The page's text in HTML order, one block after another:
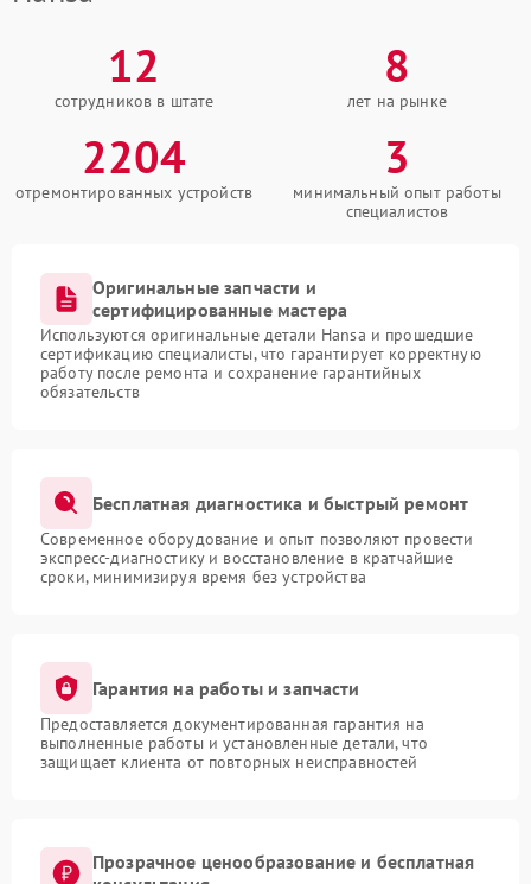
12
сотрудников в штате
8
лет на рынке
2204
отремонтированных устройств
3
минимальный опыт работы
специалистов
Оригинальные запчасти и
сертифицированные мастера
Используются оригинальные детали Hansa и прошедшие
сертификацию специалисты, что гарантирует корректную
работу после ремонта и сохранение гарантийных
обязательств
Бесплатная диагностика и быстрый ремонт
Современное оборудование и опыт позволяют провести
экспресс-диагностику и восстановление в кратчайшие
сроки, минимизируя время без устройства
Гарантия на работы и запчасти
Предоставляется документированная гарантия на
выполненные работы и установленные детали, что
защищает клиента от повторных неисправностей
Прозрачное ценообразование и бесплатная